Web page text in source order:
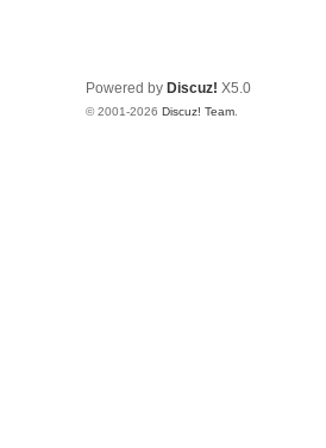
Powered by Discuz! X5.0
© 2001-2026 Discuz! Team